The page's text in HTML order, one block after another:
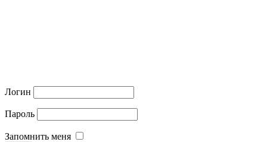
Логин
Пароль
Запомнить меня